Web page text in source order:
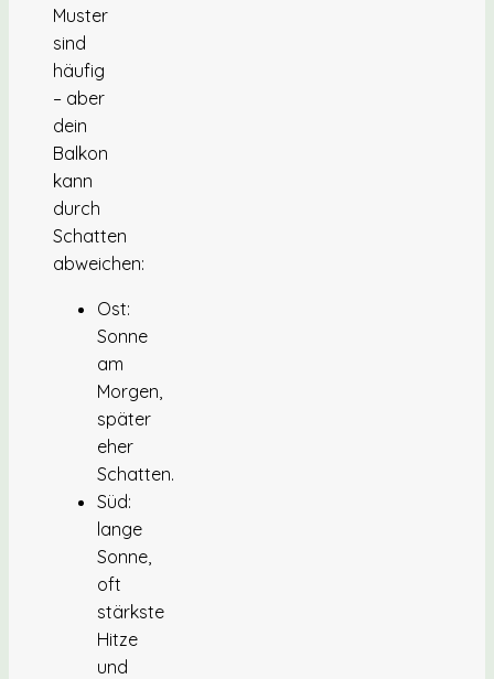
Muster
sind
häufig
– aber
dein
Balkon
kann
durch
Schatten
abweichen:
Ost:
Sonne
am
Morgen,
später
eher
Schatten.
Süd:
lange
Sonne,
oft
stärkste
Hitze
und